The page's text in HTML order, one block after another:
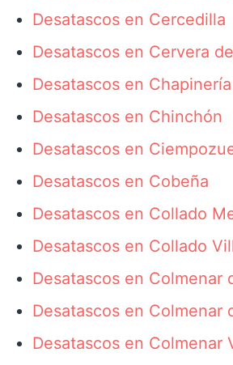
Desatascos en Cercedilla
Desatascos en Cervera
Desatascos en Chapinería
Desatascos en Chinchón
Desatascos en
Desatascos en Cobeña
Desatascos en Collado
Desatascos en Collado
Desatascos en Colmenar
Desatascos en Colmenar
Desatascos en Colmenar